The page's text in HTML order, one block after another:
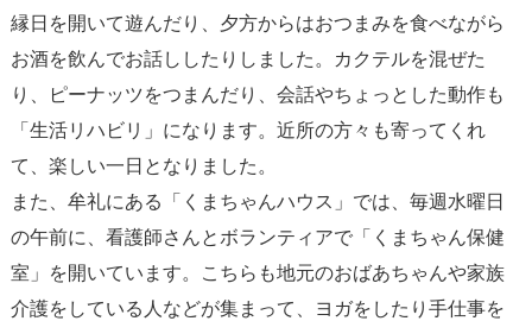
縁日を開いて遊んだり、夕方からはおつまみを食べながら
お酒を飲んでお話ししたりしました。カクテルを混ぜた
り、ピーナッツをつまんだり、会話やちょっとした動作も
「生活リハビリ」になります。近所の方々も寄ってくれ
て、楽しい一日となりました。
また、牟礼にある「くまちゃんハウス」では、毎週水曜日
の午前に、看護師さんとボランティアで「くまちゃん保健
室」を開いています。こちらも地元のおばあちゃんや家族
介護をしている人などが集まって、ヨガをしたり手仕事を